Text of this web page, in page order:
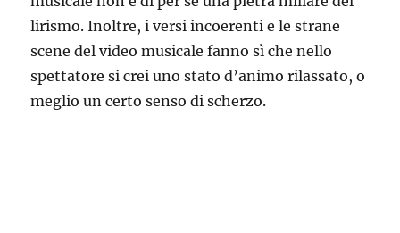
lirismo. Inoltre, i versi incoerenti e le strane
scene del video musicale fanno sì che nello
spettatore si crei uno stato d’animo rilassato, o
meglio un certo senso di scherzo.